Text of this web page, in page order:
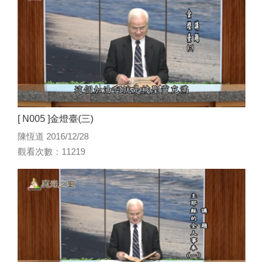
[ N005 ]金燈臺(三)
陳恆道 2016/12/28
觀看次數：11219